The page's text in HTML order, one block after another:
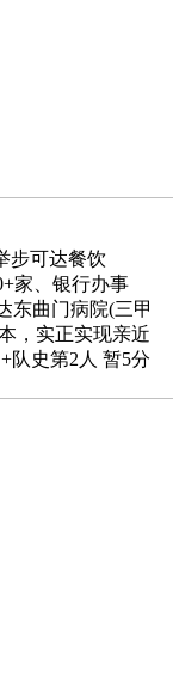
可达餐饮
家、银行办事
东曲门病院(三甲
，实正实现亲近
队史第2人 暂5分